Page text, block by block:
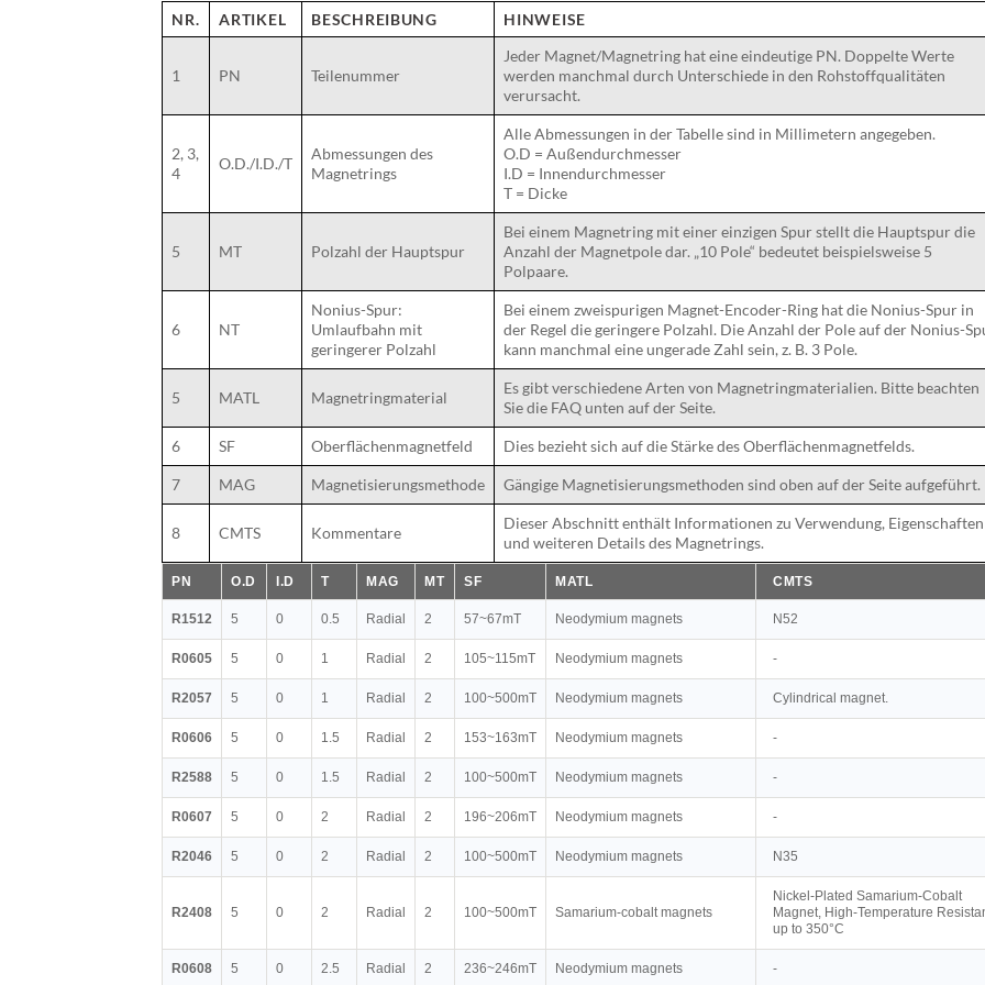
NR. ARTIKEL BESCHREIBUNG HINWEISE
1 PN Teilenummer
Jeder Magnet/Magnetring hat eine eindeutige PN. Doppelte Werte
werden manchmal durch Unterschiede in den Rohstoffqualitäten
verursacht.
2, 3,
4
O.D./I.D./T
Abmessungen des
Magnetrings
Alle Abmessungen in der Tabelle sind in Millimetern angegeben.
O.D = Außendurchmesser
I.D = Innendurchmesser
T = Dicke
5 MT Polzahl der Hauptspur
Bei einem Magnetring mit einer einzigen Spur stellt die Hauptspur die
Anzahl der Magnetpole dar. „10 Pole“ bedeutet beispielsweise 5
Polpaare.
6 NT
Nonius-Spur:
Umlaufbahn mit
geringerer Polzahl
Bei einem zweispurigen Magnet-Encoder-Ring hat die Nonius-Spur in
der Regel die geringere Polzahl. Die Anzahl der Pole auf der Nonius-
kann manchmal eine ungerade Zahl sein, z. B. 3 Pole.
5 MATL Magnetringmaterial
Es gibt verschiedene Arten von Magnetringmaterialien. Bitte beachten
Sie die FAQ unten auf der Seite.
6 SF Oberflächenmagnetfeld Dies bezieht sich auf die Stärke des Oberflächenmagnetfelds.
7 MAG Magnetisierungsmethode Gängige Magnetisierungsmethoden sind oben auf der Seite aufgeführt.
8 CMTS Kommentare
Dieser Abschnitt enthält Informationen zu Verwendung, Eigenschaften
und weiteren Details des Magnetrings.
PN O.D I.D T MAG MT SF MATL CMTS
R1512 5 0 0.5 Radial 2 57~67mT Neodymium magnets N52
R0605 5 0 1 Radial 2 105~115mT Neodymium magnets -
R2057 5 0 1 Radial 2 100~500mT Neodymium magnets Cylindrical magnet.
R0606 5 0 1.5 Radial 2 153~163mT Neodymium magnets -
R2588 5 0 1.5 Radial 2 100~500mT Neodymium magnets -
R0607 5 0 2 Radial 2 196~206mT Neodymium magnets -
R2046 5 0 2 Radial 2 100~500mT Neodymium magnets N35
R2408 5 0 2 Radial 2 100~500mT Samarium-cobalt magnets
Nickel-Plated Samarium-Cobalt
Magnet, High-Temperature
up to 350°C
R0608 5 0 2.5 Radial 2 236~246mT Neodymium magnets -